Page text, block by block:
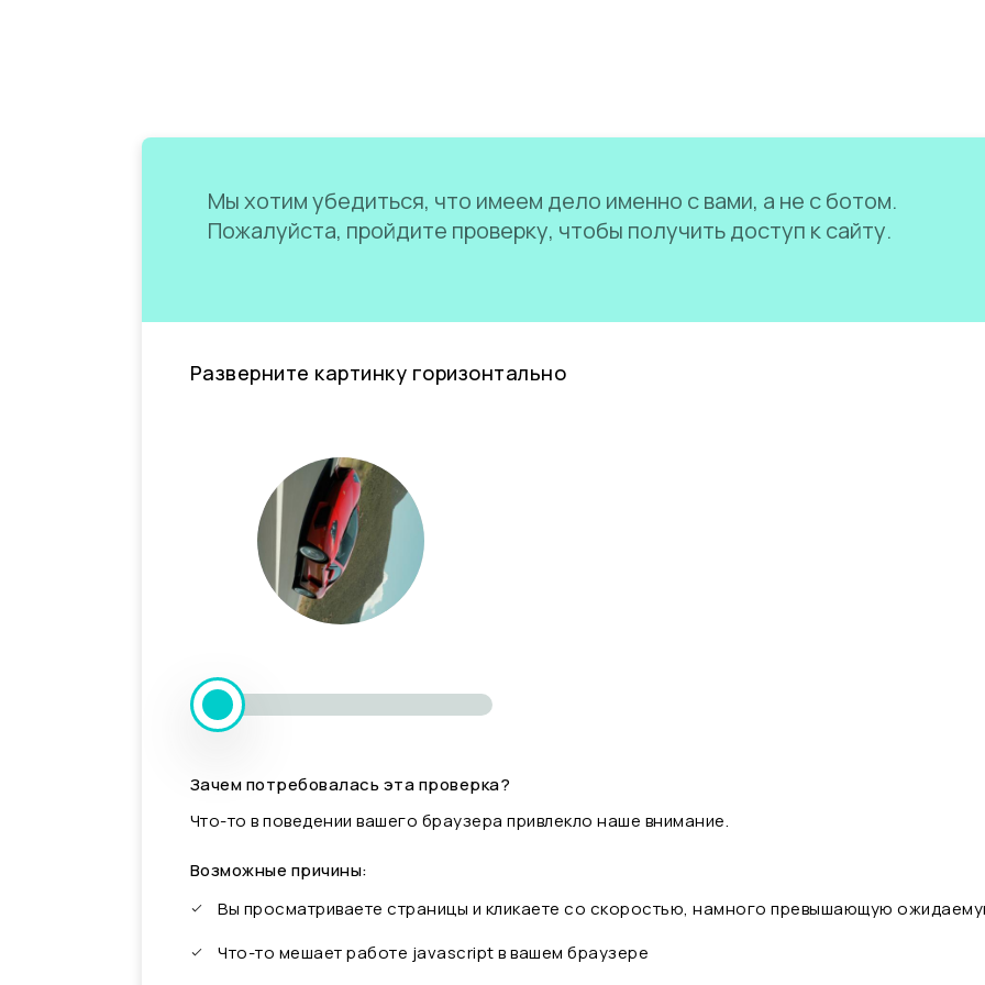
Мы хотим убедиться, что имеем дело именно с вами, а не с ботом.
Пожалуйста, пройдите проверку, чтобы получить доступ к сайту.
Разверните картинку горизонтально
Зачем потребовалась эта проверка?
Что-то в поведении вашего браузера привлекло наше внимание.
Возможные причины:
Вы просматриваете страницы и кликаете со скоростью, намного превышающую
Что-то мешает работе javascript в вашем браузере